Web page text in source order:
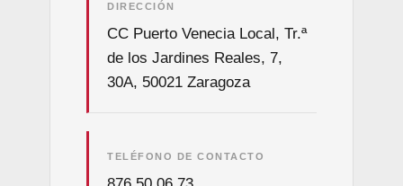
DIRECCIÓN
CC Puerto Venecia Local, Tr.ª
de los Jardines Reales, 7,
30A, 50021 Zaragoza
TELÉFONO DE CONTACTO